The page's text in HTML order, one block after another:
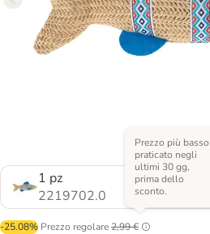
1 pz
2219702.0
-25.08% Prezzo regolare2,99 €
Prezzo più basso
praticato negli
ultimi 30 gg,
prima dello
sconto.